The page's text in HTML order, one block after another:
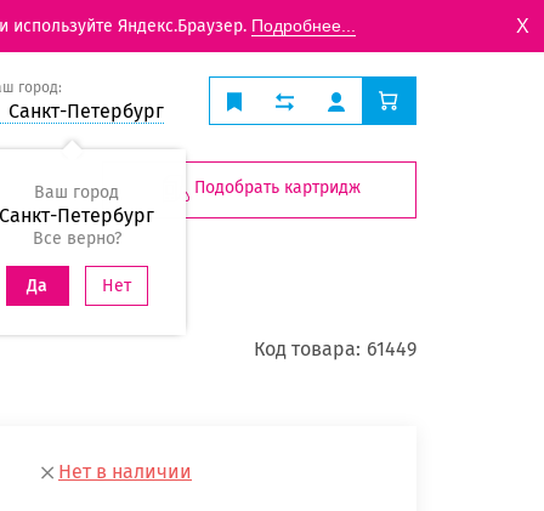
Яндекс.Браузер. Подробнее... X
город:
Санкт-Петербург
Ваш город
Санкт-Петербург
Все верно?
Да Нет
Подобрать картридж
Код товара: 61449
Нет в наличии